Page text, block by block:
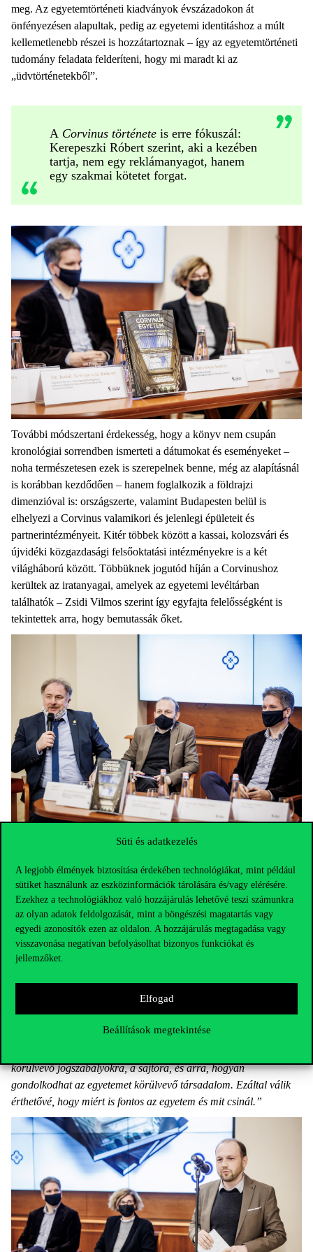
Süti és adatkezelés
A legjobb élmények biztosítása érdekében technológiákat, mint például
sütiket használunk az eszközinformációk tárolására és/vagy elérésére.
Ezekhez a technológiákhoz való hozzájárulás lehetővé teszi számunkra
az olyan adatok feldolgozását, mint a böngészési magatartás vagy
egyedi azonosítók ezen az oldalon. A hozzájárulás megtagadása vagy
visszavonása negatívan befolyásolhat bizonyos funkciókat és
jellemzőket.
Elfogad
Beállítások megtekintése
meg. Az egyetemtörténeti kiadványok évszázadokon át
önfényezésen alapultak, pedig az egyetemi identitáshoz a múlt
kellemetlenebb részei is hozzátartoznak – így az egyetemtörténeti
tudomány feladata felderíteni, hogy mi maradt ki az
„üdvtörténetekből”.
A Corvinus története is erre fókuszál:
Kerepeszki Róbert szerint, aki a kezében
tartja, nem egy reklámanyagot, hanem
egy szakmai kötetet forgat.
További módszertani érdekesség, hogy a könyv nem csupán
kronológiai sorrendben ismerteti a dátumokat és eseményeket –
noha természetesen ezek is szerepelnek benne, még az alapításnál
is korábban kezdődően – hanem foglalkozik a földrajzi
dimenzióval is: országszerte, valamint Budapesten belül is
elhelyezi a Corvinus valamikori és jelenlegi épületeit és
partnerintézményeit. Kitér többek között a kassai, kolozsvári és
újvidéki közgazdasági felsőoktatási intézményekre is a két
világháború között. Többüknek jogutód híján a Corvinushoz
kerültek az iratanyagai, amelyek az egyetemi levéltárban
találhatók – Zsidi Vilmos szerint így egyfajta felelősségként is
tekintettek arra, hogy bemutassák őket.
A könyv az időrenden alapuló fejezetek mellett tematikus
ez a felépítés kezdettől fogva fontos cél volt mind az olvasói
élmény, mind a szakmaiság miatt. Betekintést nyerhetünk többek
között a hallgatók részvételébe az elmúlt évszázadok
forradalmaiban, külön fejezetet szentel az egyetemnek mint
kulturális színtérnek, kitér a felsőoktatás-politikára, és az
egyetemen működő szakkollégiumokat is ismerteti.
Az időbeli kitágítás és a tematikus szerteágazás segít jobban
beilleszteni az egyetemet a magyar felsőoktatási és
kultúrtörténetbe. Kerepeszki Róbert szerint „egy egyetem – és
ebből adódóan az egyetemtörténet is – akkor éri el igazán a
körülvevő jogszabályokra, a sajtóra, és arra, hogyan
gondolkodhat az egyetemet körülvevő társadalom. Ezáltal válik
érthetővé, hogy miért is fontos az egyetem és mit csinál.”